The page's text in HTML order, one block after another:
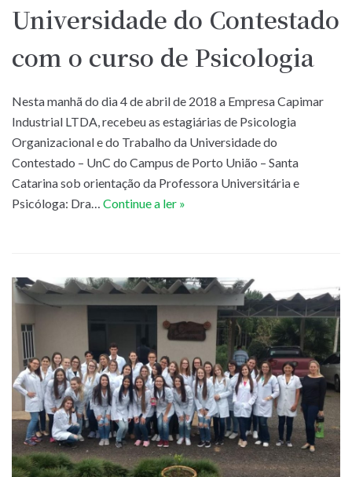
Universidade do Contestado
com o curso de Psicologia
Nesta manhã do dia 4 de abril de 2018 a Empresa Capimar
Industrial LTDA, recebeu as estagiárias de Psicologia
Organizacional e do Trabalho da Universidade do
Contestado – UnC do Campus de Porto União – Santa
Catarina sob orientação da Professora Universitária e
Psicóloga: Dra… Continue a ler »